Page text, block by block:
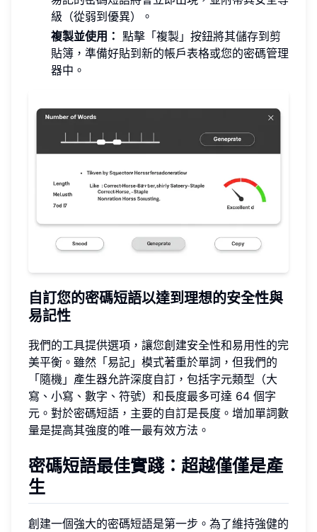
級（從弱到優異）。
複製並使用： 點擊「複製」按鈕將其儲存到剪
貼簿，準備好貼到新的帳戶表格或您的密碼管理
器中。
自訂您的密碼短語以達到理想的安全性與
易記性
我們的工具提供選項，讓您創建安全性和易用性的完
美平衡。雖然「易記」模式著重於單詞，但我們的
「隨機」產生器允許深度自訂，包括字元類型（大
寫、小寫、數字、符號）和長度最多可達 64 個字
元。對於密碼短語，主要的自訂是長度。增加單詞數
量是提高其強度的唯一最有效方法。
密碼短語最佳實踐：超越僅僅是產
生
創建一個強大的密碼短語是第一步。為了維持強健的